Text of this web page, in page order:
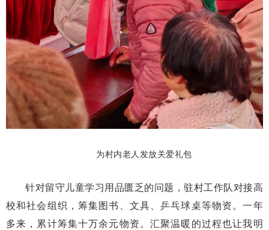
为村内老人发放关爱礼包
针对留守儿童学习用品匮乏的问题，驻村工作队对接高
校和社会组织，筹集图书、文具、乒乓球桌等物资。一年
多来，累计筹集十万余元物资。汇聚温暖的过程也让我明